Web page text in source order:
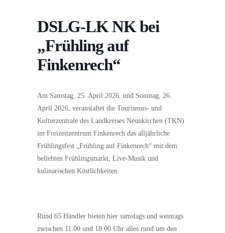
DSLG-LK NK bei
„Frühling auf
Finkenrech“
Am Samstag, 25. April 2026, und Sonntag, 26.
April 2026, veranstaltet die Tourismus- und
Kulturzentrale des Landkreises Neunkirchen (TKN)
im Freizeitzentrum Finkenrech das alljährliche
Frühlingsfest „Frühling auf Finkenrech“ mit dem
beliebten Frühlingsmarkt, Live-Musik und
kulinarischen Köstlichkeiten.
Rund 65 Händler bieten hier samstags und sonntags
zwischen 11.00 und 18.00 Uhr alles rund um den